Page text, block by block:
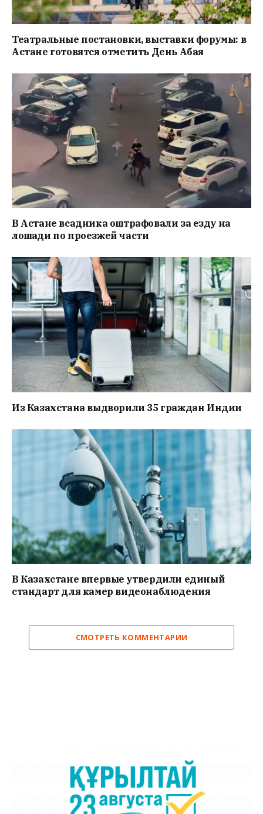
Театральные постановки, выставки форумы: в
Астане готовятся отметить День Абая
В Астане всадника оштрафовали за езду на
лошади по проезжей части
Из Казахстана выдворили 35 граждан Индии
В Казахстане впервые утвердили единый
стандарт для камер видеонаблюдения
СМОТРЕТЬ КОММЕНТАРИИ